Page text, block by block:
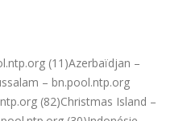
(11)Azerbaïdjan –
– bn.pool.ntp.org
(82)Christmas Island –